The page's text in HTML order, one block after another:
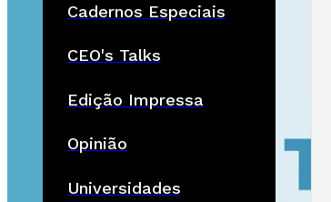
Cadernos Especiais
CEO's Talks
Edição Impressa
Opinião
Universidades